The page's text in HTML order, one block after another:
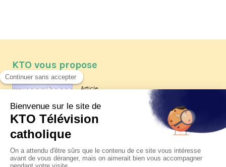
KTO vous propose
Article
Les reportages d'été 2026 de KTO
La visite pastorale du pape Léon
XIV à Assise à suivre sur KTO le
jeudi 6 août